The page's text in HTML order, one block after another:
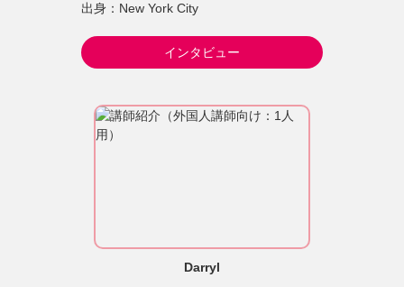
出身：New York City
インタビュー
Darryl